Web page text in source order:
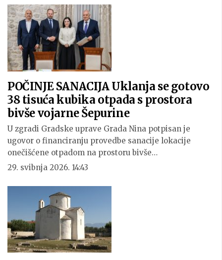
POČINJE SANACIJA Uklanja se gotovo
38 tisuća kubika otpada s prostora
bivše vojarne Šepurine
U zgradi Gradske uprave Grada Nina potpisan je
ugovor o financiranju provedbe sanacije lokacije
onečišćene otpadom na prostoru bivše…
29. svibnja 2026. 14:43